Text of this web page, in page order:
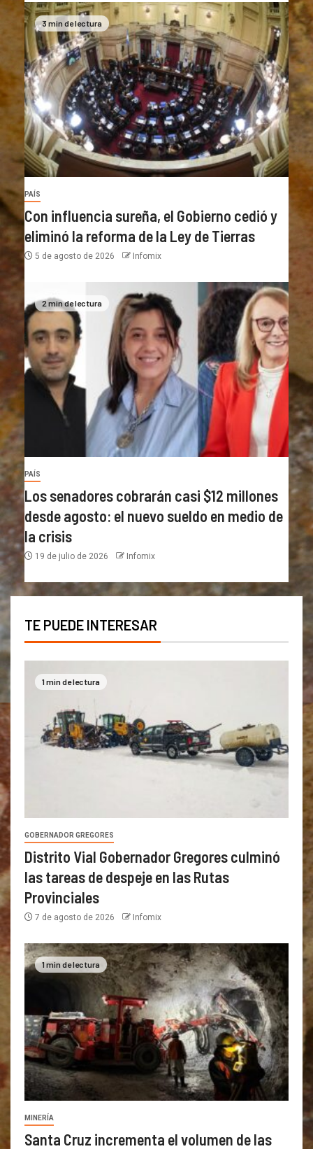
3 min de lectura
PAÍS
Con influencia sureña, el Gobierno cedió y
eliminó la reforma de la Ley de Tierras
5 de agosto de 2026 Infomix
2 min de lectura
PAÍS
Los senadores cobrarán casi $12 millones
desde agosto: el nuevo sueldo en medio de
la crisis
19 de julio de 2026 Infomix
TE PUEDE INTERESAR
1 min de lectura
GOBERNADOR GREGORES
Distrito Vial Gobernador Gregores culminó
las tareas de despeje en las Rutas
Provinciales
7 de agosto de 2026 Infomix
1 min de lectura
MINERÍA
Santa Cruz incrementa el volumen de las